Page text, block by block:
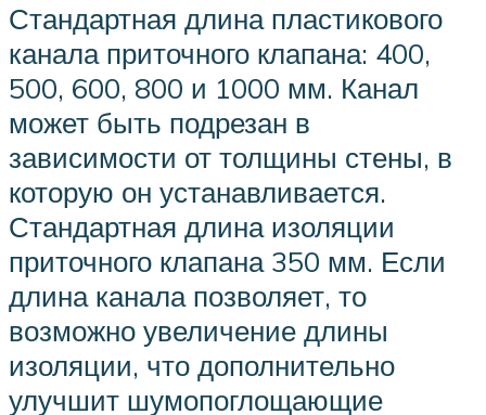
Стандартная длина пластикового
канала приточного клапана: 400,
500, 600, 800 и 1000 мм. Канал
может быть подрезан в
зависимости от толщины стены, в
которую он устанавливается.
Стандартная длина изоляции
приточного клапана 350 мм. Если
длина канала позволяет, то
возможно увеличение длины
изоляции, что дополнительно
улучшит шумопоглощающие